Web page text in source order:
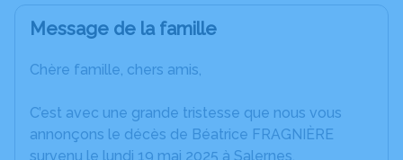
Message de la famille
Chère famille, chers amis,
C’est avec une grande tristesse que nous vous
annonçons le décès de Béatrice FRAGNIÈRE
survenu le lundi 19 mai 2025 à Salernes.